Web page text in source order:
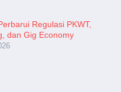
Regulasi PKWT,
dan Gig Economy